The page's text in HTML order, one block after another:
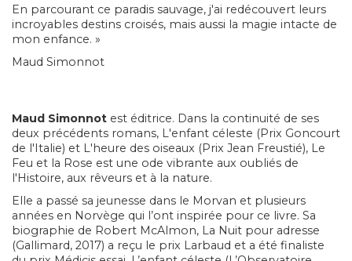
En parcourant ce paradis sauvage, j'ai redécouvert leurs
incroyables destins croisés, mais aussi la magie intacte de
mon enfance. »
Maud Simonnot
Maud Simonnot est éditrice. Dans la continuité de ses
deux précédents romans, L'enfant céleste (Prix Goncourt
de l'Italie) et L'heure des oiseaux (Prix Jean Freustié), Le
Feu et la Rose est une ode vibrante aux oubliés de
l'Histoire, aux rêveurs et à la nature.
Elle a passé sa jeunesse dans le Morvan et plusieurs
années en Norvège qui l’ont inspirée pour ce livre. Sa
biographie de Robert McAlmon, La Nuit pour adresse
(Gallimard, 2017) a reçu le prix Larbaud et a été finaliste